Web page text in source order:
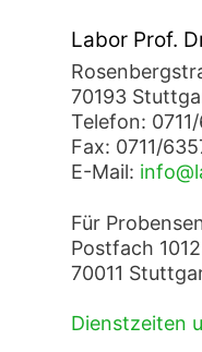
Labor Prof.
70193
Telefon:
Fax: 0711/
E-Mail:
Für
Postfach
70011
Dienstzeiten